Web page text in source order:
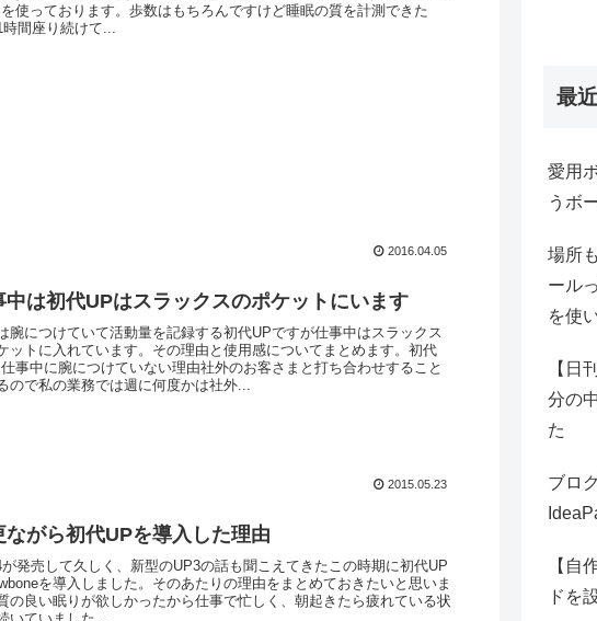
使っております。歩数はもちろんですけど睡眠の質を計測できた
時間座り続けて...
2016.04.05
中は初代UPはスラックスのポケットにいます
腕につけていて活動量を記録する初代UPですが仕事中はスラックス
ットに入れています。その理由と使用感についてまとめます。初代
事中に腕につけていない理由社外のお客さまと打ち合わせすること
ので私の業務では週に何度かは社外...
2015.05.23
ながら初代UPを導入した理由
発売して久しく、新型のUP3の話も聞こえてきたこの時期に初代UP
を導入しました。そのあたりの理由をまとめておきたいと思いま
の良い眠りが欲しかったから仕事で忙しく、朝起きたら疲れている状
最
愛用
うボ
場所
ール
を使
【日
分の
た
ブロ
【自
ドを